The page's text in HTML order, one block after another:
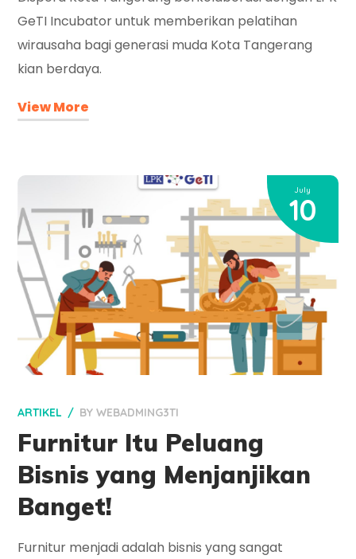
GeTI Incubator untuk memberikan pelatihan
wirausaha bagi generasi muda Kota Tangerang
kian berdaya.
View More
July
10
ARTIKEL BYWEBADMING3TI
Furnitur Itu Peluang
Bisnis yang Menjanjikan
Banget!
Furnitur menjadi adalah bisnis yang sangat